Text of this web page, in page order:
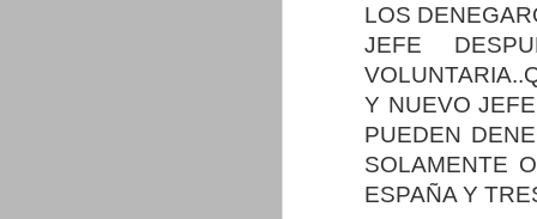
LOS
JEFE
Y NUEVO
PUEDEN
SOLAMENTE
ESPAÑA Y